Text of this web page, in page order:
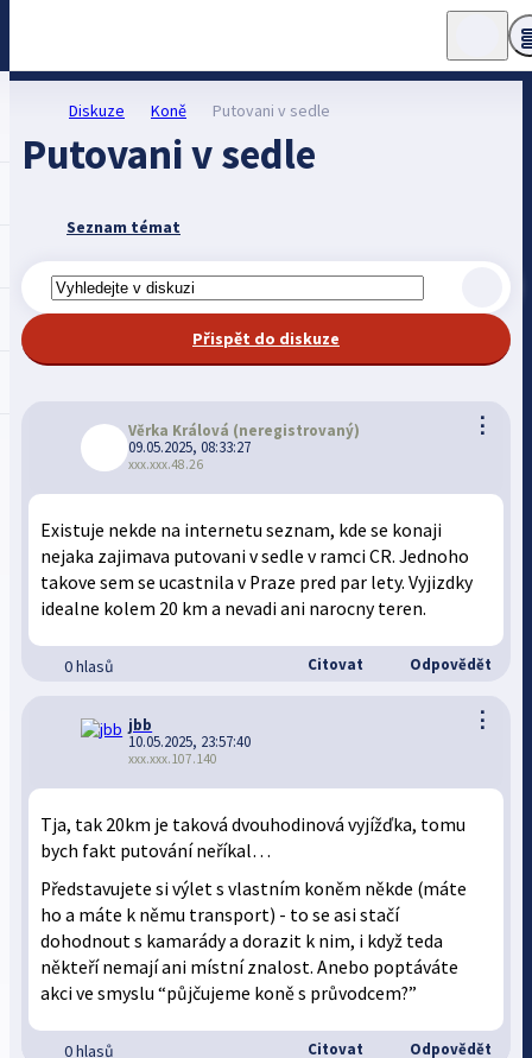
Diskuze Koně Putovani v sedle
Putovani v sedle
Seznam témat
Přispět do diskuze
⋮
Věrka Králová (neregistrovaný)
09.05.2025, 08:33:27
xxx.xxx.48.26
Existuje nekde na internetu seznam, kde se konaji
nejaka zajimava putovani v sedle v ramci CR. Jednoho
takove sem se ucastnila v Praze pred par lety. Vyjizdky
idealne kolem 20 km a nevadi ani narocny teren.
0 hlasů Citovat Odpovědět
⋮
jbb
10.05.2025, 23:57:40
xxx.xxx.107.140
Tja, tak 20km je taková dvouhodinová vyjížďka, tomu
bych fakt putování neříkal…
Představujete si výlet s vlastním koněm někde (máte
ho a máte k němu transport) - to se asi stačí
dohodnout s kamarády a dorazit k nim, i když teda
někteří nemají ani místní znalost. Anebo poptáváte
akci ve smyslu “půjčujeme koně s průvodcem?”
0 hlasů Citovat Odpovědět